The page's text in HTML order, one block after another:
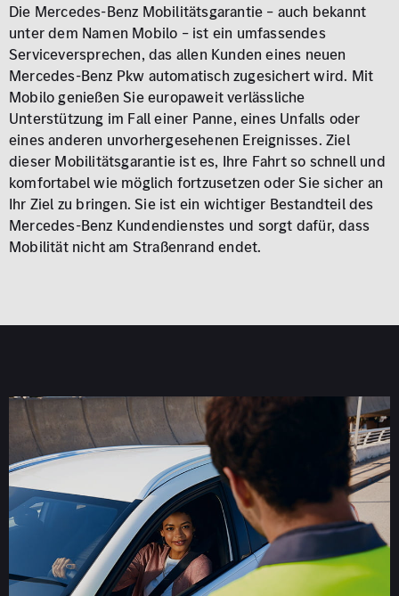
Die Mercedes-Benz Mobilitätsgarantie – auch bekannt
unter dem Namen Mobilo – ist ein umfassendes
Serviceversprechen, das allen Kunden eines neuen
Mercedes-Benz Pkw automatisch zugesichert wird. Mit
Mobilo genießen Sie europaweit verlässliche
Unterstützung im Fall einer Panne, eines Unfalls oder
eines anderen unvorhergesehenen Ereignisses. Ziel
dieser Mobilitätsgarantie ist es, Ihre Fahrt so schnell und
komfortabel wie möglich fortzusetzen oder Sie sicher an
Ihr Ziel zu bringen. Sie ist ein wichtiger Bestandteil des
Mercedes-Benz Kundendienstes und sorgt dafür, dass
Mobilität nicht am Straßenrand endet.